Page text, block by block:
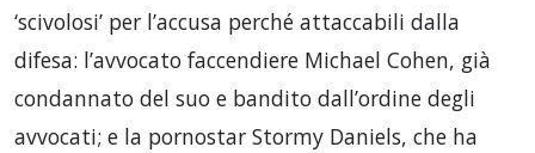
‘scivolosi’ per l’accusa perché attaccabili dalla
difesa: l’avvocato faccendiere Michael Cohen, già
condannato del suo e bandito dall’ordine degli
avvocati; e la pornostar Stormy Daniels, che ha